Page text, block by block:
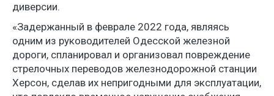
диверсии.
«Задержанный в феврале 2022 года, являясь
одним из руководителей Одесской железной
дороги, спланировал и организовал повреждение
стрелочных переводов железнодорожной станции
Херсон, сделав их непригодными для эксплуатации,